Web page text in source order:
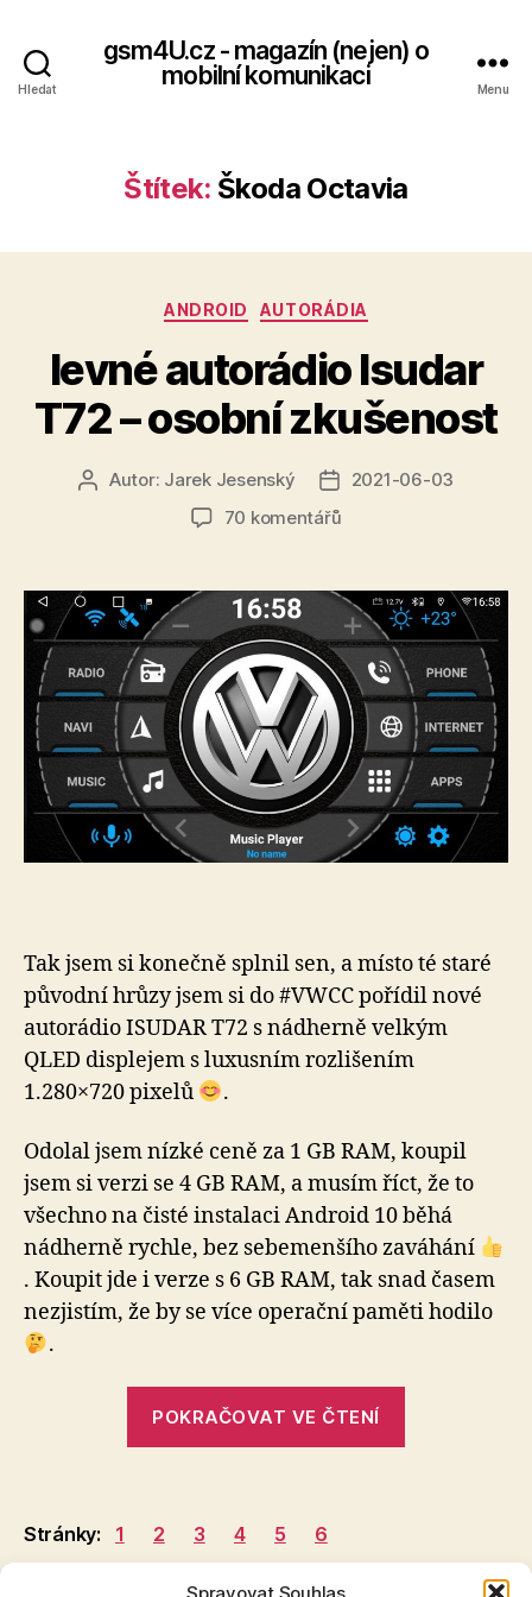
Spravovat Souhlas
Hledat
gsm4U.cz - magazín (nejen) o
mobilní komunikaci
Menu
Štítek: Škoda Octavia
Rubriky
ANDROID AUTORÁDIA
levné autorádio Isudar
T72 – osobní zkušenost
AutorAutor: Jarek Jesenský
Datum
příspěvku
2021-06-03
70 komentářůu
názvem
levné
autorádio
Isudar
T72
osobní
zkušenost
Tak jsem si konečně splnil sen, a místo té staré
původní hrůzy jsem si do #VWCC pořídil nové
autorádio ISUDAR T72 s nádherně velkým
QLED displejem s luxusním rozlišením
1.280×720 pixelů
.
Odolal jsem nízké ceně za 1 GB RAM, koupil
jsem si verzi se 4 GB RAM, a musím říct, že to
všechno na čisté instalaci Android 10 běhá
nádherně rychle, bez sebemenšího zaváhání
. Koupit jde i verze s 6 GB RAM, tak snad časem
nezjistím, že by se více operační paměti hodilo
.
POKRAČOVAT VE ČTENÍ
osobní
Stránky: 1 2 3 4 5 6